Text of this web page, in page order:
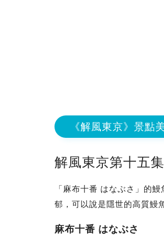
《解風東京》景點
解風東京第十五
「麻布十番 はなぶさ」的
郁，可以說是隱世的高質鰻
麻布十番 はなぶさ